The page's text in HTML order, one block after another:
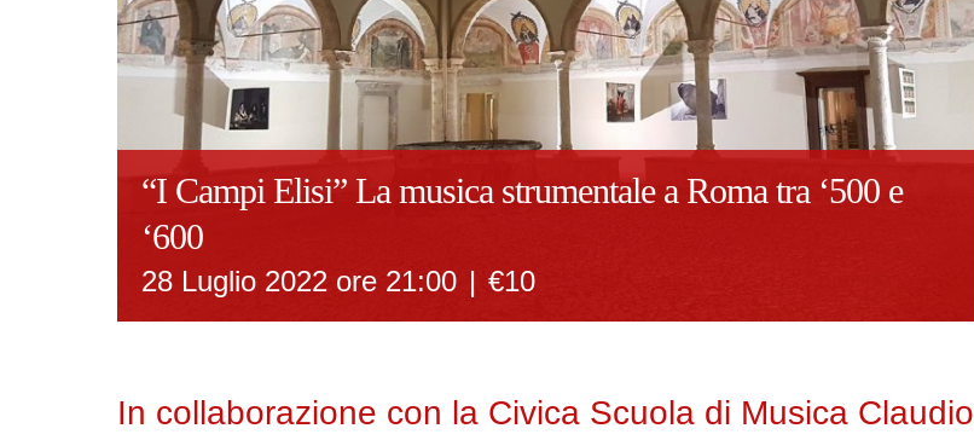
“I Campi Elisi” La musica strumentale a Roma tra ‘500 e
‘600
28 Luglio 2022 ore 21:00 | €10
In collaborazione con la Civica Scuola di Musica Claudio